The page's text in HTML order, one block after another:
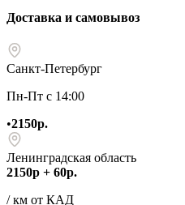
Доставка и самовывоз
Санкт-Петербург
Пн-Пт с 14:00
•2150р.
Ленинградская область
2150р + 60р.
/ км от КАД